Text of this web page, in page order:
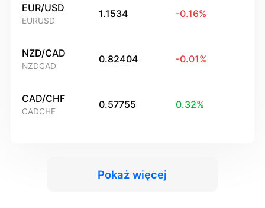
EUR/USD
EURUSD
1.1534 -0.16%
NZD/CAD
NZDCAD
0.82404 -0.01%
CAD/CHF
CADCHF
0.57755 0.32%
Pokaż więcej